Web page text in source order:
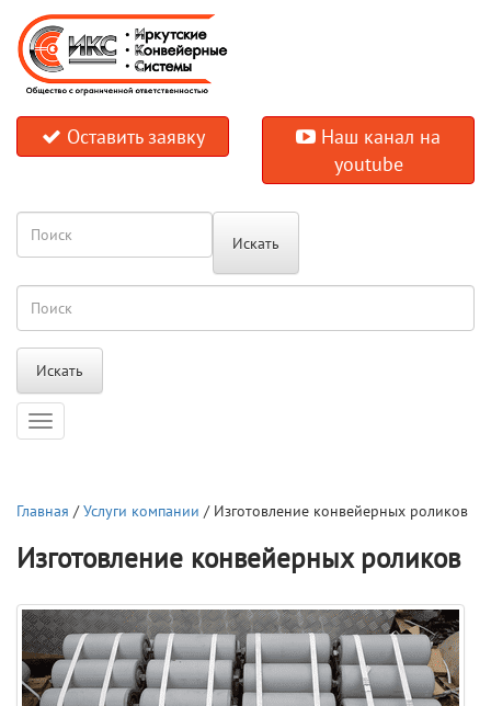
Оставить заявку
Наш канал на
youtube
Искать
Искать
Навигация
Главная /Услуги компании / Изготовление конвейерных роликов
Изготовление конвейерных роликов